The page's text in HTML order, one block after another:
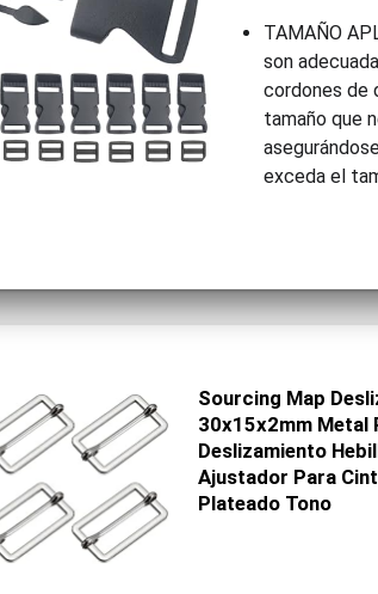
​​TAMAÑO
son
cordones de
tamaño que
exceda el
Sourcing Map
30x15x2mm Metal
Deslizamiento
Ajustador Para
Plateado Tono